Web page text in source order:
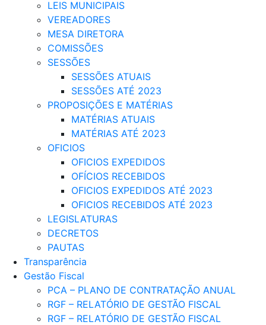
LEIS MUNICIPAIS
VEREADORES
MESA DIRETORA
COMISSÕES
SESSÕES
SESSÕES ATUAIS
SESSÕES ATÉ 2023
PROPOSIÇÕES E MATÉRIAS
MATÉRIAS ATUAIS
MATÉRIAS ATÉ 2023
OFICIOS
OFICIOS EXPEDIDOS
OFÍCIOS RECEBIDOS
OFICIOS EXPEDIDOS ATÉ 2023
OFICIOS RECEBIDOS ATÉ 2023
LEGISLATURAS
DECRETOS
PAUTAS
Transparência
Gestão Fiscal
PCA – PLANO DE CONTRATAÇÃO ANUAL
RGF – RELATÓRIO DE GESTÃO FISCAL
RGF – RELATÓRIO DE GESTÃO FISCAL